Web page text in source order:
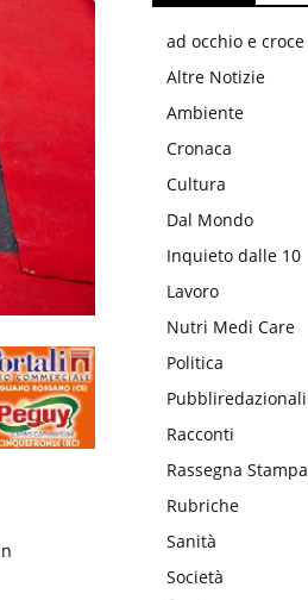
ad occhio e croce
Altre Notizie
Ambiente
Cronaca
Cultura
Dal Mondo
Inquieto dalle 10
Lavoro
Nutri Medi Care
Politica
Pubbliredazionali
Racconti
Rassegna Stampa
Rubriche
Sanità
Società